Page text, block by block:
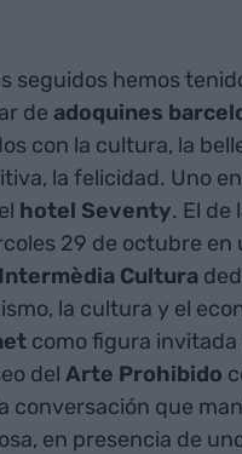
seguidos hemos
de adoquines
con la cultura, la
la felicidad. Uno
hotel Seventy. El de
29 de octubre en
Intermèdia Cultura
la cultura y el
como figura invitada
del Arte Prohibido
conversación que
en presencia de